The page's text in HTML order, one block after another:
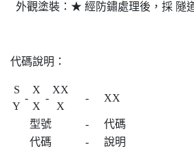
外觀塗裝：★ 經防鏽處理後，採 隧
代碼說明：
S
Y
-
X
X
-
XX
X
- XX
型號 -
代碼
代碼
-
說明